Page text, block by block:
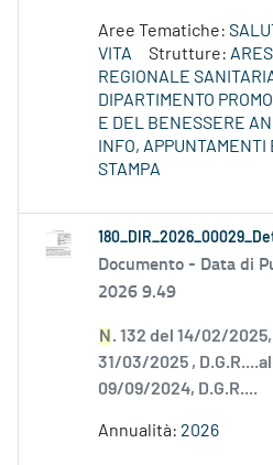
Aree Tematiche:
VITA
Strutture:
REGIONALE
DIPARTIMENTO
E DEL BENESSERE
INFO,
STAMPA
Documento - Data di
2026 9.49
N . 132 del 14/02/2025,
31/03/2025 ,
09/09/2024, D.G.R....
Annualità: 2026